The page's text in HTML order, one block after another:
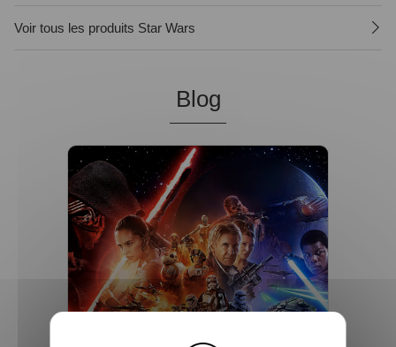
Voir tous les produits Star Wars
Blog